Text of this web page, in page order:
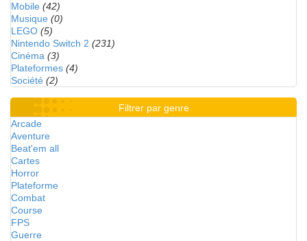
Mobile (42)
Musique (0)
LEGO (5)
Nintendo Switch 2 (231)
Cinéma (3)
Plateformes (4)
Société (2)
Filtrer par genre
Arcade
Aventure
Beat'em all
Cartes
Horror
Plateforme
Combat
Course
FPS
Guerre